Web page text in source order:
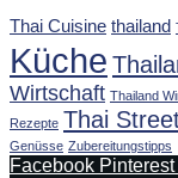
Thai Cuisine thailand
Küche
Wirtschaft Thailand
Rezepte Thai
Genüsse Zubereitungstipps
Facebook Pinterest